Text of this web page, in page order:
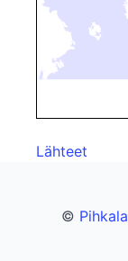
Lähteet
© Pihkala